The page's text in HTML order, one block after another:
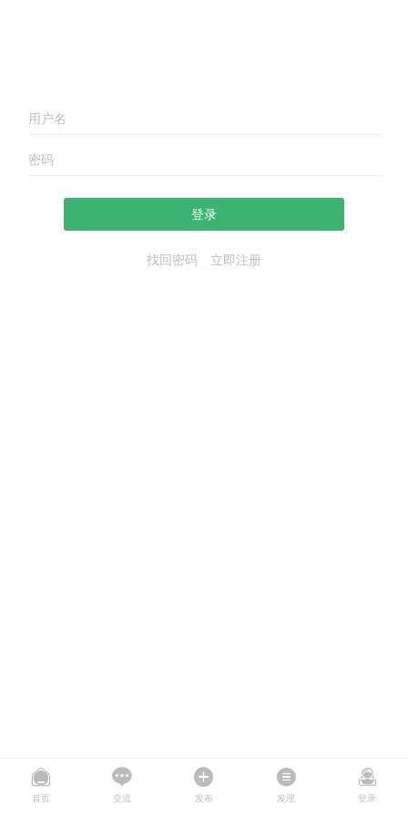
登录
找回密码 立即注册
首页 交流 发布 发现 登录